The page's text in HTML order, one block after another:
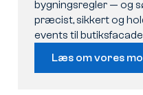
bygningsregler — og
præcist, sikkert og
events til
Læs om vores